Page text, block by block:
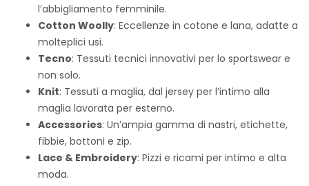
l’abbigliamento femminile.
Cotton Woolly: Eccellenze in cotone e lana, adatte a
molteplici usi.
Tecno: Tessuti tecnici innovativi per lo sportswear e
non solo.
Knit: Tessuti a maglia, dal jersey per l’intimo alla
maglia lavorata per esterno.
Accessories: Un’ampia gamma di nastri, etichette,
fibbie, bottoni e zip.
Lace & Embroidery: Pizzi e ricami per intimo e alta
moda.